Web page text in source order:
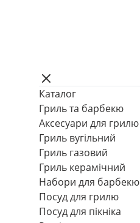
Каталог
Гриль та барбекю
Аксесуари для грилю
Гриль вугільний
Гриль газовий
Гриль керамічний
Набори для барбекю
Посуд для грилю
Посуд для пікніка